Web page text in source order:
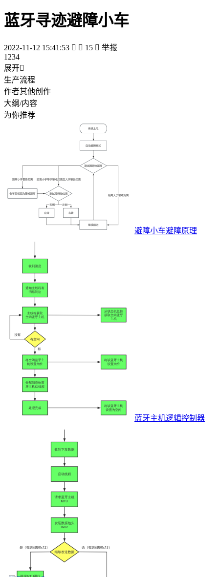
蓝牙寻迹避障小车
2022-11-12 15:41:53   15  举报
1234
展开
生产流程
作者其他创作
大纲/内容
为你推荐
避障小车避障原理
蓝牙主机逻辑控制器